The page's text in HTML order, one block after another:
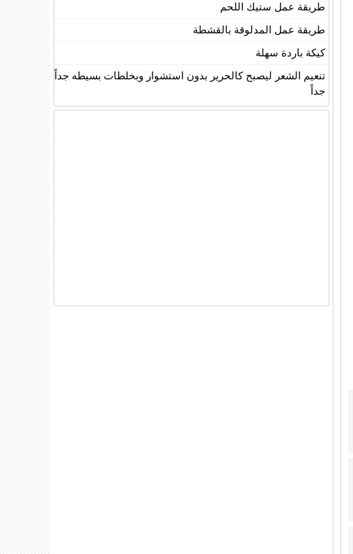
طريقة عمل ستيك اللحم
طريقة عمل المدلوقة بالقشطة
كيكة باردة سهلة
تنعيم الشعر ليصبح كالحرير بدون استشوار وبخلطات بسيطه جداً
جداً